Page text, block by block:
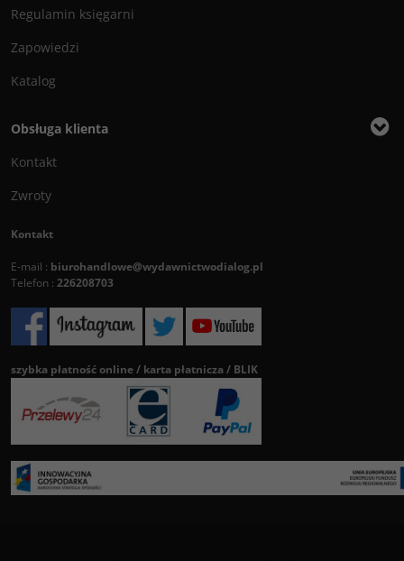
Regulamin księgarni
Zapowiedzi
Katalog
Obsługa klienta
Kontakt
Zwroty
Kontakt
E-mail : biurohandlowe@wydawnictwodialog.pl
Telefon : 226208703
szybka płatność online / karta płatnicza / BLIK